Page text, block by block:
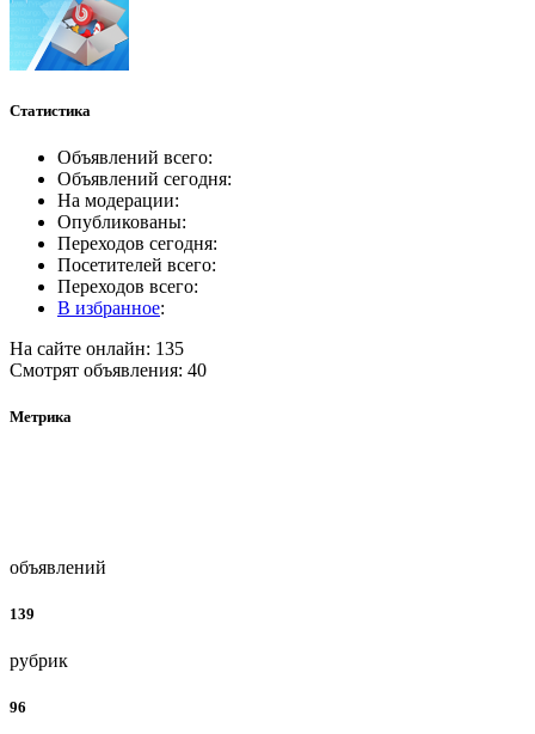
Статистика
Объявлений всего:
Объявлений сегодня:
На модерации:
Опубликованы:
Переходов сегодня:
Посетителей всего:
Переходов всего:
В избранное:
На сайте онлайн: 135
Смотрят объявления: 40
Метрика
объявлений
139
рубрик
96